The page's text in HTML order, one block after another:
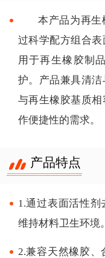
本产品为再生
过科学配方组合
用于再生橡胶制
护。产品兼具清洁
与再生橡胶基质
作便捷性的需求。
产品特点
1.通过表面活性
维持材料卫生环境。
2.兼容天然橡胶